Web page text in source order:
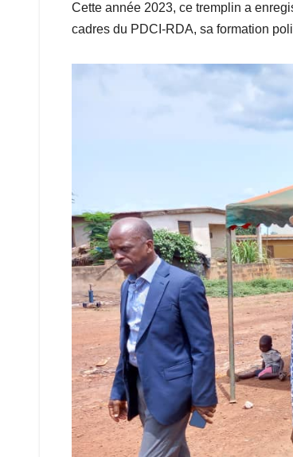
Cette année 2023, ce tremplin a
cadres du PDCI-RDA, sa formation